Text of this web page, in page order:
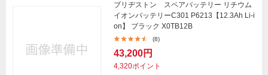
ブリヂストン スペアバッテリー リチウム
イオンバッテリーC301 P6213【12.3Ah Li-i
on】 ブラック X0TB12B
(8)
43,200円
4,320ポイント